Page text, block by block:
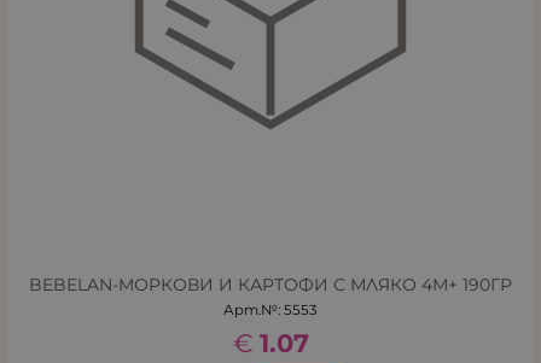
BEBELAN-MОРКОВИ И КАРТОФИ С МЛЯКО 4М+ 190ГР
Арт.№: 5553
1.07
€